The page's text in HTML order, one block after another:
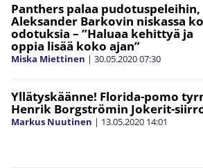
Panthers palaa pudotuspeleihin,
Aleksander Barkovin niskassa
odotuksia – ”Haluaa kehittyä ja
oppia lisää koko ajan”
Miska Miettinen | 30.05.202007:30
Yllätyskäänne! Florida-pomo
Henrik Borgströmin Jokerit-
Markus Nuutinen | 13.05.2020 14:01